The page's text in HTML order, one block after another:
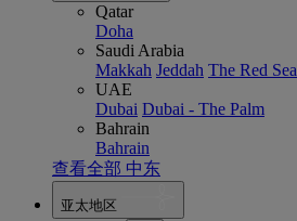
Qatar
Doha
Saudi Arabia
Makkah Jeddah The Red Sea
UAE
Dubai Dubai - The Palm
Bahrain
Bahrain
查看全部 中东
亚太地区